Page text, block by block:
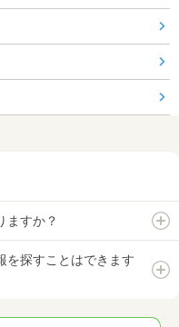
ますか？
を探すことはできます